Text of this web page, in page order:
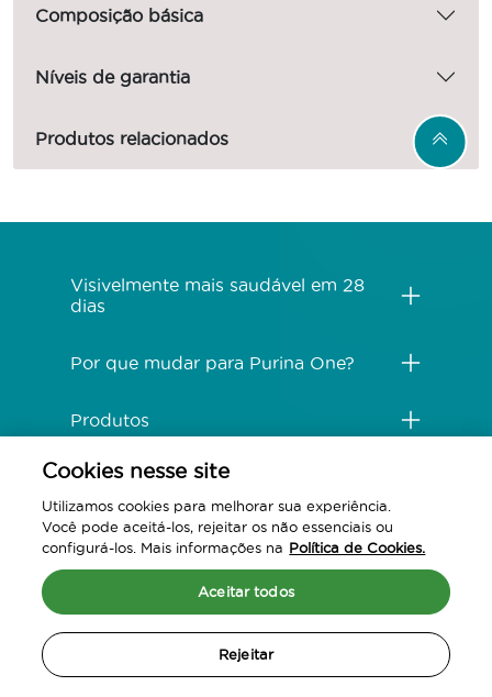
Composição básica
Níveis de garantia
Produtos relacionados
Visivelmente mais saudável em 28
dias
Por que mudar para Purina One?
Produtos
Comprometido com o planeta
Legal
Cookies nesse site
Utilizamos cookies para melhorar sua experiência.
Você pode aceitá-los, rejeitar os não essenciais ou
configurá-los. Mais informações na Política de Cookies.
Rejeitar
Aceitar todos